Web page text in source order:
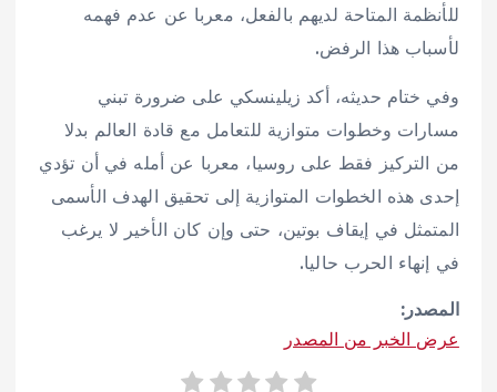
للأنظمة المتاحة لديهم بالفعل، معربا عن عدم فهمه
لأسباب هذا الرفض.
وفي ختام حديثه، أكد زيلينسكي على ضرورة تبني
مسارات وخطوات متوازية للتعامل مع قادة العالم بدلا
من التركيز فقط على روسيا، معربا عن أمله في أن تؤدي
إحدى هذه الخطوات المتوازية إلى تحقيق الهدف الأسمى
المتمثل في إيقاف بوتين، حتى وإن كان الأخير لا يرغب
في إنهاء الحرب حاليا.
المصدر:
عرض الخبر من المصدر